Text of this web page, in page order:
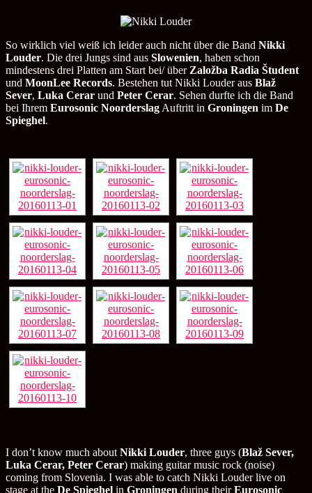
Spieghel
Groningen
Eurosonic
So wirklich viel weiß ich leider auch nicht über die Band Nikki
Louder. Die drei Jungs sind aus Slowenien, haben schon
mindestens drei Platten am Start bei/ über Založba Radia Študent
und MoonLee Records. Bestehen tut Nikki Louder aus Blaž
Sever, Luka Cerar und Peter Cerar. Sehen durfte ich die Band
bei Ihrem Eurosonic Noorderslag Auftritt in Groningen im De
Spieghel.
I don’t know much about Nikki Louder, three guys (Blaž Sever,
Luka Cerar, Peter Cerar) making guitar music rock (noise)
coming from Slovenia. I was able to catch Nikki Louder live on
stage at the De Spieghel in Groningen during theirEurosonic